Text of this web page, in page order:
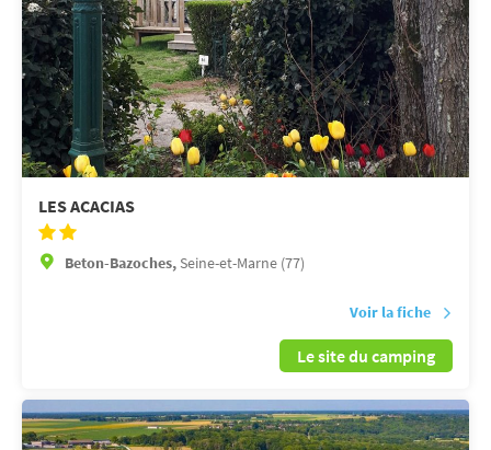
LES ACACIAS
Beton-Bazoches, Seine-et-Marne (77)
Voir la fiche
Le site du camping